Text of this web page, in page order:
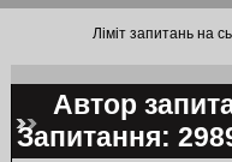
Ліміт запитань на
Автор
Запитання: